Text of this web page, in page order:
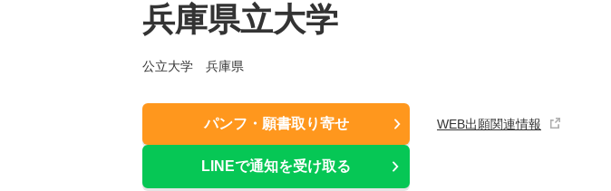
兵庫県立大学
公立大学 兵庫県
パンフ・願書取り寄せ
LINEで通知を受け取る
WEB出願関連情報